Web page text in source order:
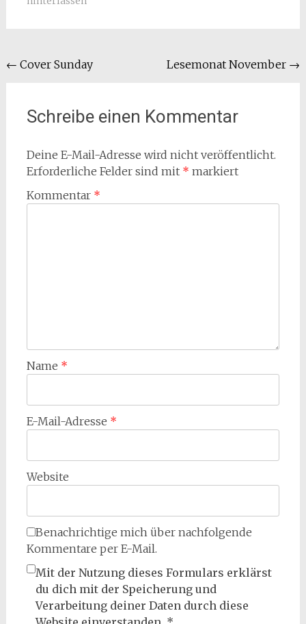
Beitragsnavigation
← Cover Sunday Lesemonat November →
Schreibe einen Kommentar
Deine E-Mail-Adresse wird nicht veröffentlicht.
Erforderliche Felder sind mit * markiert
Kommentar *
Name *
E-Mail-Adresse *
Website
Benachrichtige mich über nachfolgende
Kommentare per E-Mail.
Mit der Nutzung dieses Formulars erklärst
du dich mit der Speicherung und
Verarbeitung deiner Daten durch diese